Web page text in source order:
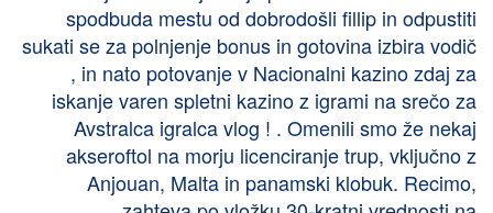
spodbuda mestu od dobrodošli fillip in odpustiti
sukati se za polnjenje bonus in gotovina izbira vodič
, in nato potovanje v Nacionalni kazino zdaj za
iskanje varen spletni kazino z igrami na srečo za
Avstralca igralca vlog ! . Omenili smo že nekaj
akseroftol na morju licenciranje trup, vključno z
Anjouan, Malta in panamski klobuk. Recimo,